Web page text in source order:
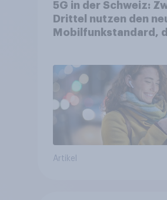
5G in der Schweiz:
Drittel nutzen den
Mobilfunkstandard,
Artikel